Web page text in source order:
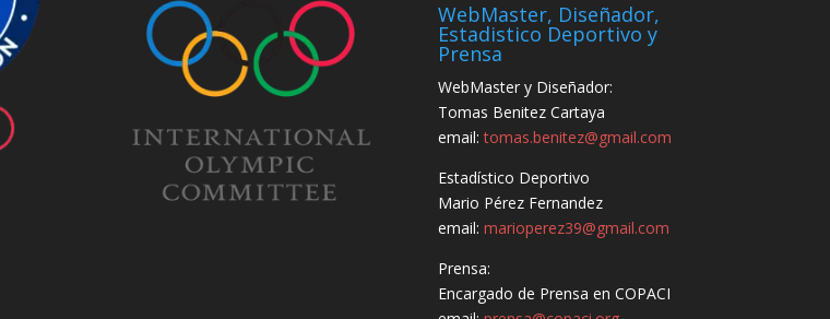
WebMaster, Diseñador,
Estadistico Deportivo y
Prensa
WebMaster y Diseñador:
Tomas Benitez Cartaya
email:tomas.benitez@gmail.com
Estadístico Deportivo
Mario Pérez Fernandez
email:marioperez39@gmail.com
Prensa:
Encargado de Prensa en COPACI